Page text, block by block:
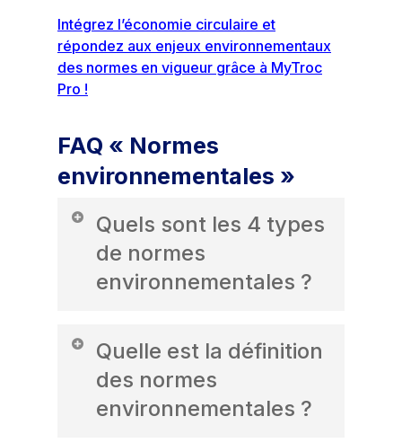
Intégrez l’économie circulaire et
répondez aux enjeux environnementaux
des normes en vigueur grâce à MyTroc
Pro !
FAQ « Normes
environnementales »
Quels sont les 4 types
de normes
environnementales ?
environnementales en quatre grandes
catégories :
Normes de système de
Quelle est la définition
des normes
environnementales ?